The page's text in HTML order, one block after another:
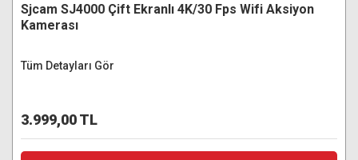
Sjcam SJ4000 Çift Ekranlı 4K/30 Fps Wifi Aksiyon
Kamerası
Tüm Detayları Gör
3.999,00 TL